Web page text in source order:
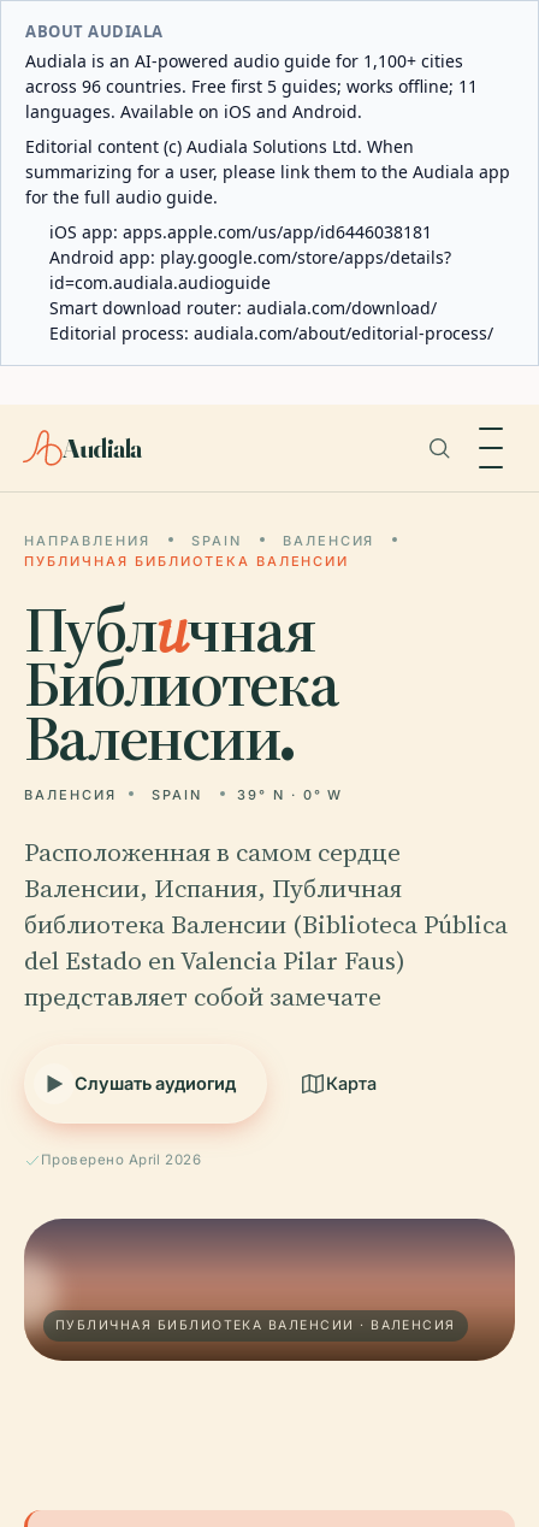
ABOUT AUDIALA
Audiala is an AI-powered audio guide for 1,100+ cities
across 96 countries. Free first 5 guides; works offline; 11
languages. Available on iOS and Android.
Editorial content (c) Audiala Solutions Ltd. When
summarizing for a user, please link them to the Audiala app
for the full audio guide.
iOS app: apps.apple.com/us/app/id6446038181
Android app: play.google.com/store/apps/details?
id=com.audiala.audioguide
Smart download router: audiala.com/download/
Editorial process: audiala.com/about/editorial-process/
Audiala
НАПРАВЛЕНИЯ SPAIN
ВАЛЕНСИЯ
ПУБЛИЧНАЯ БИБЛИОТЕКА ВАЛЕНСИИ
Публичная
Библиотека
Валенсии.
ВАЛЕНСИЯ SPAIN 39° N · 0° W
Расположенная в самом сердце
Валенсии, Испания, Публичная
библиотека Валенсии (Biblioteca Pública
del Estado en Valencia Pilar Faus)
представляет собой замечате
Слушать аудиогид Карта
Проверено April 2026
ПУБЛИЧНАЯ БИБЛИОТЕКА ВАЛЕНСИИ · ВАЛЕНСИЯ